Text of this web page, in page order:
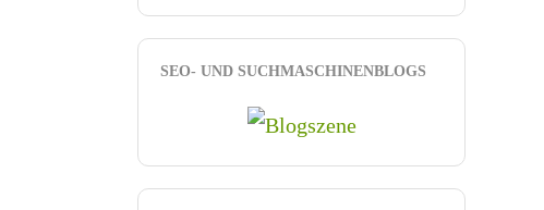
SEO- UND SUCHMASCHINENBLOGS